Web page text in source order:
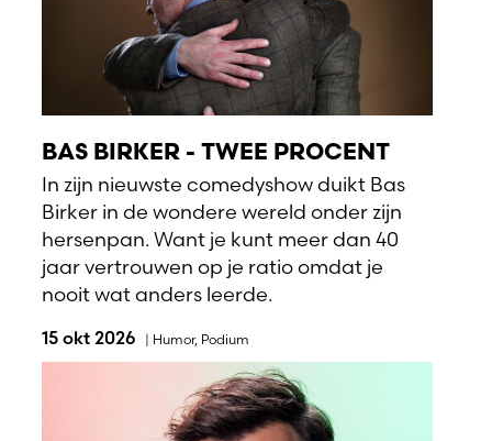
BAS BIRKER - TWEE PROCENT
In zijn nieuwste comedyshow duikt Bas
Birker in de wondere wereld onder zijn
hersenpan. Want je kunt meer dan 40
jaar vertrouwen op je ratio omdat je
nooit wat anders leerde.
15 okt 2026 | Humor, Podium